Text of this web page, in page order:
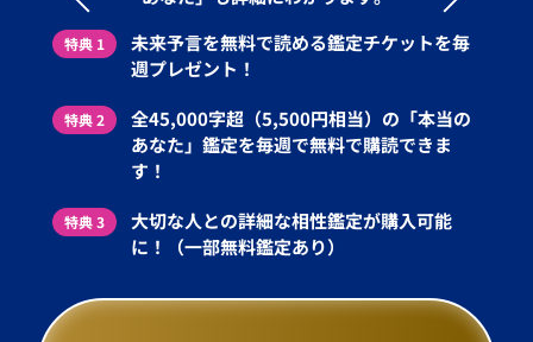
特典 1
未来予言を無料で読める鑑定チケットを毎
週プレゼント！
特典 2
全45,000字超（5,500円相当）の「本当の
あなた」鑑定を毎週で無料で購読できま
す！
特典 3
大切な人との詳細な相性鑑定が購入可能
に！（一部無料鑑定あり）